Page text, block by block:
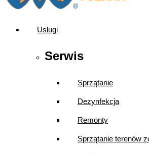
Usługi
Serwis
Sprzątanie
Dezynfekcja
Remonty
Sprzątanie terenów